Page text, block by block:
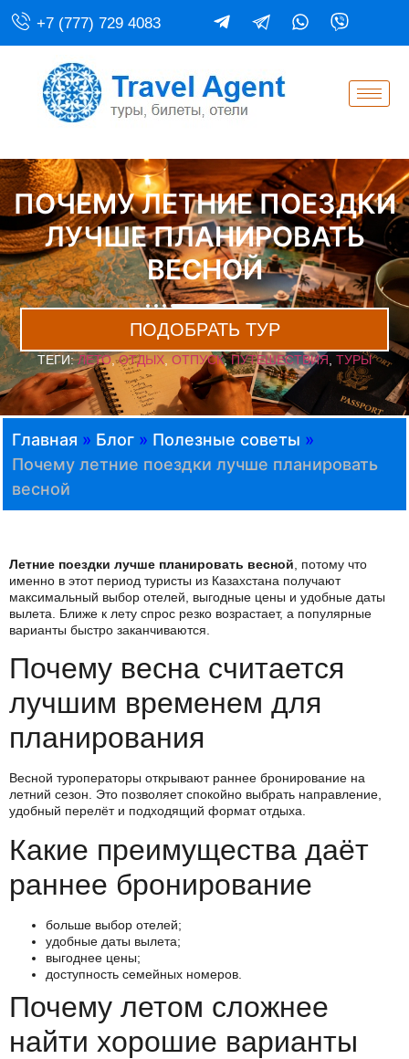
+7 (777) 729 4083
ПОЧЕМУ ЛЕТНИЕ ПОЕЗДКИ
ЛУЧШЕ ПЛАНИРОВАТЬ
ВЕСНОЙ
ПОДОБРАТЬ ТУР
ТЕГИ:ЛЕТО,ОТДЫХ,ОТПУСК,ПУТЕШЕСТВИЯ, ТУРЫ
Главная » Блог » Полезные советы »
Почему летние поездки лучше планировать
весной
Летние поездки лучше планировать весной , потому что
именно в этот период туристы из Казахстана получают
максимальный выбор отелей, выгодные цены и удобные даты
вылета. Ближе к лету спрос резко возрастает, а популярные
варианты быстро заканчиваются.
Почему весна считается
лучшим временем для
планирования
Весной туроператоры открывают раннее бронирование на
летний сезон. Это позволяет спокойно выбрать направление,
удобный перелёт и подходящий формат отдыха.
Какие преимущества даёт
раннее бронирование
больше выбор отелей;
удобные даты вылета;
выгоднее цены;
доступность семейных номеров.
Почему летом сложнее
найти хорошие варианты